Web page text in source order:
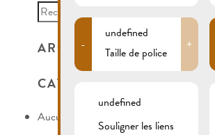
CAMPCAR
Search
for:
ARCHIVES
CATÉGORIES
Aucune catégorie
-
undefined
Taille de police
+
undefined
Souligner les liens